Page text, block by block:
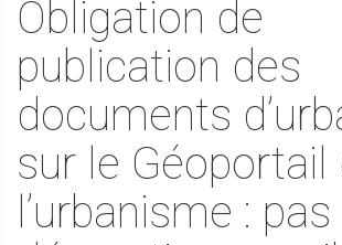
Obligation de
publication des
documents
sur le Géoportail
l’urbanisme :